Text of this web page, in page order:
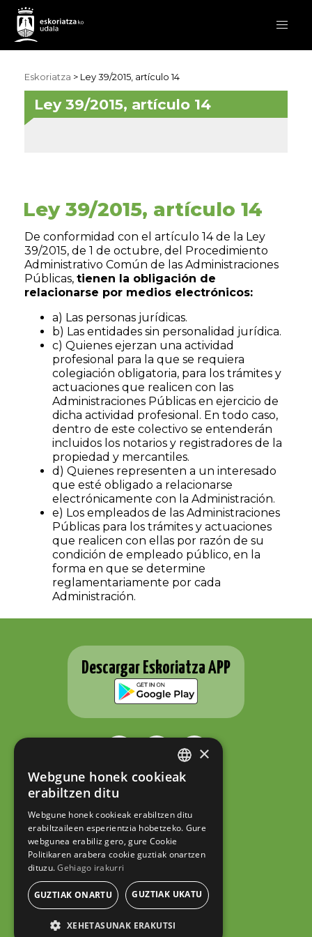
Eskoriatza > Ley 39/2015, artículo 14
Ley 39/2015, artículo 14
De conformidad con el artículo 14 de la Ley
39/2015, de 1 de octubre, del Procedimiento
Administrativo Común de las Administraciones
Públicas, tienen la obligación de
relacionarse por medios electrónicos:
a) Las personas jurídicas.
b) Las entidades sin personalidad jurídica.
c) Quienes ejerzan una actividad
profesional para la que se requiera
colegiación obligatoria, para los trámites y
actuaciones que realicen con las
Administraciones Públicas en ejercicio de
dicha actividad profesional. En todo caso,
dentro de este colectivo se entenderán
incluidos los notarios y registradores de la
propiedad y mercantiles.
d) Quienes representen a un interesado
que esté obligado a relacionarse
electrónicamente con la Administración.
e) Los empleados de las Administraciones
Públicas para los trámites y actuaciones
que realicen con ellas por razón de su
condición de empleado público, en la
forma en que se determine
reglamentariamente por cada
Administración.
Ley 39/2015, artículo 14
Descargar Eskoriatza APP
ESKORIATZAKO UDALA
Fernando Eskoriatza plaza 1
20540 Eskoriatza (Gipuzkoa)
Tel.: 943 71 44 07
hazi@eskoriatza.eus
Contacto
Aviso legal
Política de privacidad
Política de cookies
BASQUE
×
Webgune honek cookieak
erabiltzen ditu
Webgune honek cookieak erabiltzen ditu
erabiltzaileen esperientzia hobetzeko. Gure
webgunea erabiliz gero, gure Cookie
Politikaren arabera cookie guztiak onartzen
dituzu. Gehiago irakurri
GUZTIAK ONARTU GUZTIAK UKATU
XEHETASUNAK ERAKUTSI